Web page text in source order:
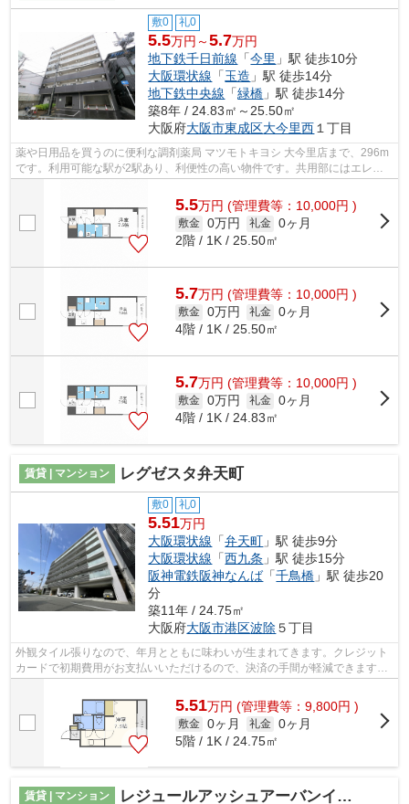
敷0 礼0
5.5万円～5.7万円
地下鉄千日前線 「今里 」駅 徒歩10分
大阪環状線 「玉造 」駅 徒歩14分
地下鉄中央線 「緑橋 」駅 徒歩14分
築8年 / 24.83㎡～25.50㎡
大阪府大阪市東成区大今里西 １丁目
薬や日用品を買うのに便利な調剤薬局 マツモトキヨシ 大今里店まで、296m
です。利用可能な駅が2駅あり、利便性の高い物件です。共用部にはエレベ
ータ・敷地内ごみ置き場などが備わって...
5.5万円 (管理費等：10,000円 )
敷金 0万円 礼金 0ヶ月
2階 / 1K / 25.50㎡
5.7万円 (管理費等：10,000円 )
敷金 0万円 礼金 0ヶ月
4階 / 1K / 25.50㎡
5.7万円 (管理費等：10,000円 )
敷金 0万円 礼金 0ヶ月
4階 / 1K / 24.83㎡
賃貸 | マンション レグゼスタ弁天町
敷0 礼0
5.51万円
大阪環状線 「弁天町 」駅 徒歩9分
大阪環状線 「西九条 」駅 徒歩15分
阪神電鉄阪神なんば「千鳥橋 」駅 徒歩20
分
築11年 / 24.75㎡
大阪府大阪市港区波除 ５丁目
外観タイル張りなので、年月とともに味わいが生まれてきます。クレジット
カードで初期費用がお支払いいただけるので、決済の手間が軽減できます。
5.51万円 (管理費等：9,800円 )
敷金 0ヶ月 礼金 0ヶ月
5階 / 1K / 24.75㎡
賃貸 | マンション レジュールアッシュアーバンイール